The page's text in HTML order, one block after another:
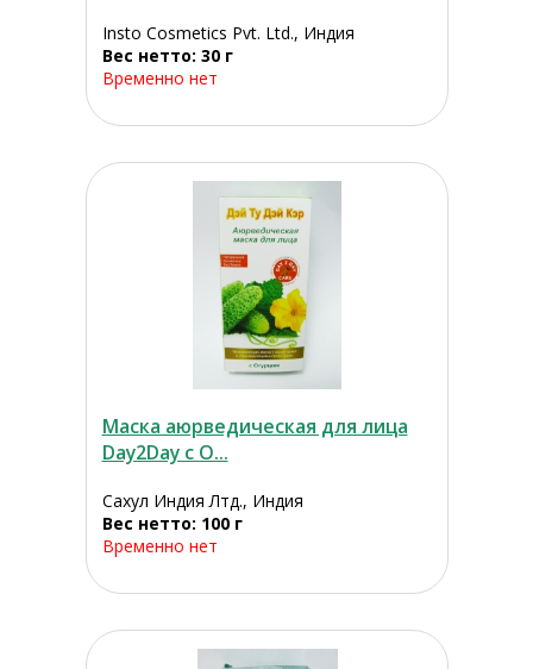
Insto Cosmetics Pvt. Ltd., Индия
Вес нетто: 30 г
Временно нет
Маска аюрведическая для лица
Day2Day с О...
Сахул Индия Лтд., Индия
Вес нетто: 100 г
Временно нет